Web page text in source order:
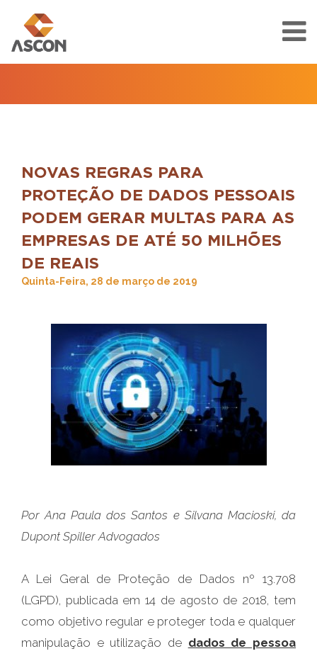
NOVAS REGRAS PARA
PROTEÇÃO DE DADOS PESSOAIS
PODEM GERAR MULTAS PARA AS
EMPRESAS DE ATÉ 50 MILHÕES
DE REAIS
Quinta-Feira, 28 de março de 2019
Por Ana Paula dos Santos e Silvana Macioski, da
Dupont Spiller Advogados
A Lei Geral de Proteção de Dados nº 13.708
(LGPD), publicada em 14 de agosto de 2018, tem
como objetivo regular e proteger toda e qualquer
manipulação e utilização de dados de pessoa